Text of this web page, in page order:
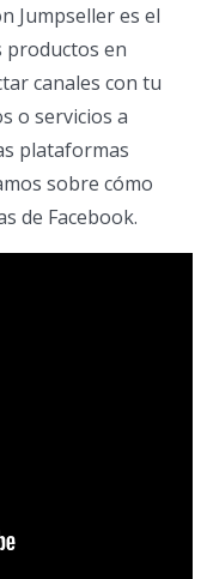
Jumpseller es el
productos en
canales con tu
o servicios a
plataformas
sobre cómo
de Facebook.